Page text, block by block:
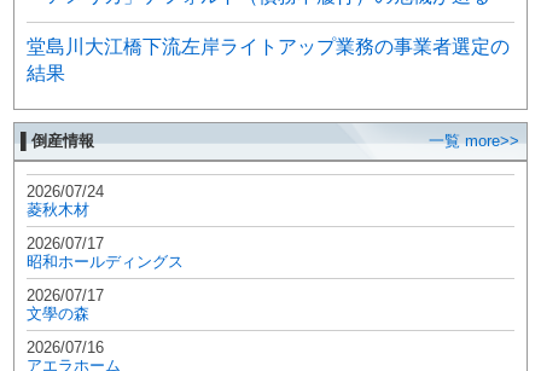
堂島川大江橋下流左岸ライトアップ業務の事業者選定の
結果
▌倒産情報 一覧 more>>
2026/07/24
菱秋木材
2026/07/17
昭和ホールディングス
2026/07/17
文學の森
2026/07/16
アエラホーム